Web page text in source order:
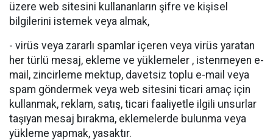
üzere web sitesini kullananların şifre ve kişisel
bilgilerini istemek veya almak,
- virüs veya zararlı spamlar içeren veya virüs yaratan
her türlü mesaj, ekleme ve yüklemeler , istenmeyen e-
mail, zincirleme mektup, davetsiz toplu e-mail veya
spam göndermek veya web sitesini ticari amaç için
kullanmak, reklam, satış, ticari faaliyetle ilgili unsurlar
taşıyan mesaj bırakma, eklemelerde bulunma veya
yükleme yapmak, yasaktır.